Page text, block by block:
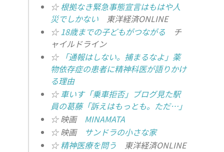
☆根拠なき緊急事態宣言はもはや人
災でしかない 東洋経済ONLINE
☆18歳までの子どもがつながる チ
ャイルドライン
☆ 「通報はしない。捕まるなよ」薬
物依存症の患者に精神科医が語りかけ
る理由
☆車いす「乗車拒否」ブログ見た駅
員の葛藤「訴えはもっとも。ただ…」
☆ 映画 MINAMATA
☆ 映画
サンドラの小さな家
☆精神医療を問う 東洋経済ONLINE